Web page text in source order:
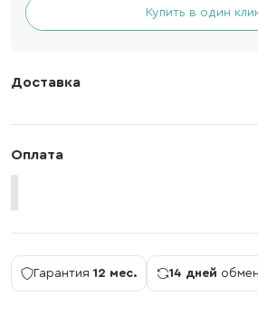
Купить в один
Доставка
Оплата
Гарантия 12 мес. 14 дней